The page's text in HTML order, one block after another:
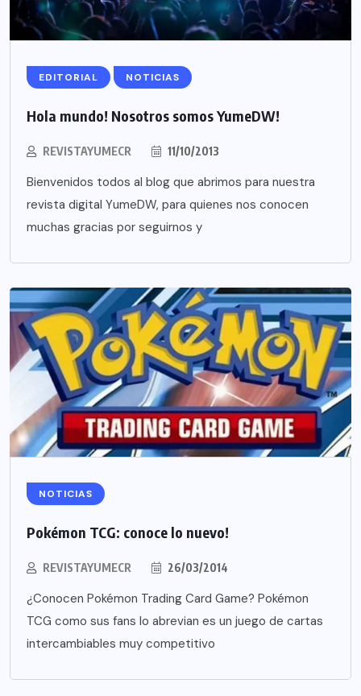
EDITORIAL NOTICIAS
Hola mundo! Nosotros somos YumeDW!
REVISTAYUMECR 11/10/2013
Bienvenidos todos al blog que abrimos para nuestra
revista digital YumeDW, para quienes nos conocen
muchas gracias por seguirnos y
NOTICIAS
Pokémon TCG: conoce lo nuevo!
REVISTAYUMECR 26/03/2014
¿Conocen Pokémon Trading Card Game? Pokémon
TCG como sus fans lo abrevian es un juego de cartas
intercambiables muy competitivo